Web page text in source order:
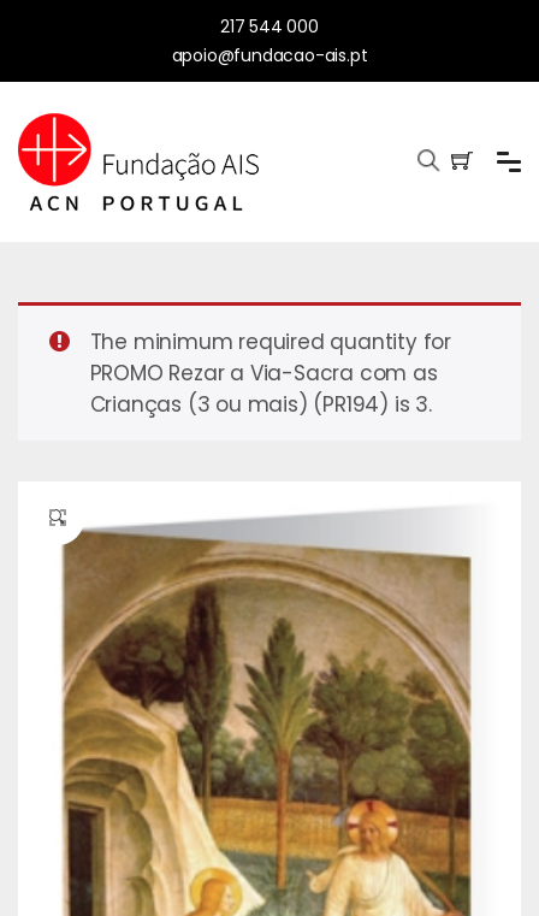
217 544 000
apoio@fundacao-ais.pt
The minimum required quantity for
PROMO Rezar a Via-Sacra com as
Crianças (3 ou mais) (PR194) is 3.
🔍